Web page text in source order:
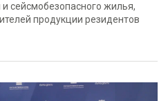
сейсмобезопасного жилья,
продукции резидентов